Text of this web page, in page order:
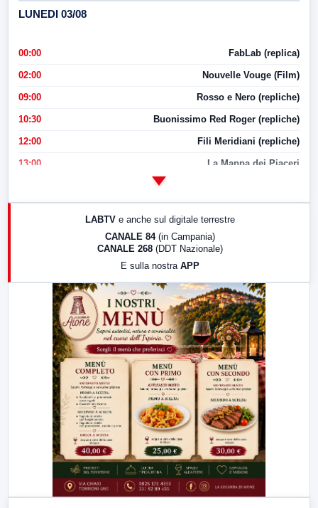
LUNEDI 03/08
00:00 FabLab (replica)
02:00 Nouvelle Vouge (Film)
09:00 Rosso e Nero (repliche)
10:30 Buonissimo Red Roger (repliche)
12:00 Fili Meridiani (repliche)
13:00 La Mappa dei Piaceri
17:00 LabNews (replica)
LabNews (replica)
LABTV e anche sul digitale terrestre
CANALE 84 (in Campania)
CANALE 268 (DDT Nazionale)
E sulla nostra APP